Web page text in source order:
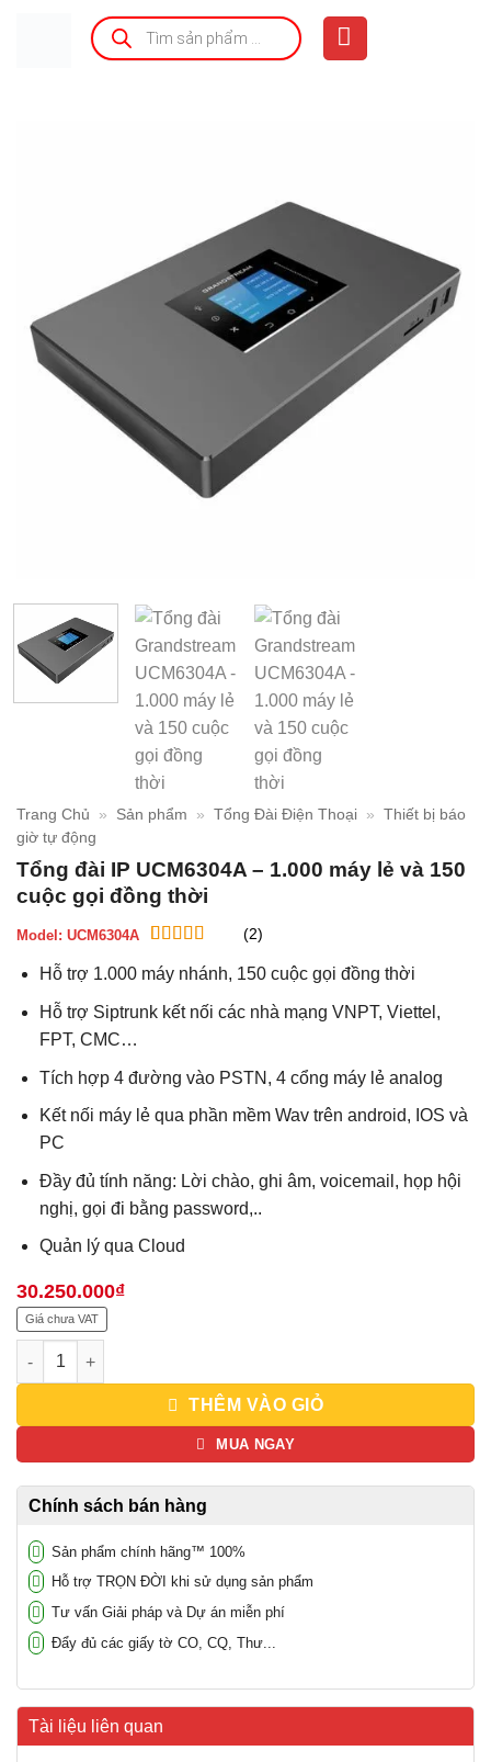
Tìm
kiếm
sản
phẩm
Trang Chủ » Sản phẩm » Tổng Đài Điện Thoại »
Thiết bị báo
giờ tự động
Tổng đài IP UCM6304A – 1.000 máy lẻ và 150
cuộc gọi đồng thời
Model: UCM6304A
trênđánh
(2)
Hỗ trợ 1.000 máy nhánh, 150 cuộc gọi đồng thời
Hỗ trợ Siptrunk kết nối các nhà mạng VNPT, Viettel,
FPT, CMC…
Tích hợp 4 đường vào PSTN, 4 cổng máy lẻ analog
Kết nối máy lẻ qua phần mềm Wav trên android, IOS và
PC
Đầy đủ tính năng: Lời chào, ghi âm, voicemail, họp hội
nghị, gọi đi bằng password,..
Quản lý qua Cloud
30.250.000₫
Giá chưa VAT
Tổng đài IP UCM6304A - 1.000 máy lẻ và 150 cuộc gọi đồng
THÊM VÀO GIỎ
MUA NGAY
Chính sách bán hàng
Sản phẩm chính hãng™ 100%
Hỗ trợ TRỌN ĐỜI khi sử dụng sản phẩm
Tư vấn Giải pháp và Dự án miễn phí
Đẩy đủ các giấy tờ CO, CQ, Thư...
Tài liệu liên quan